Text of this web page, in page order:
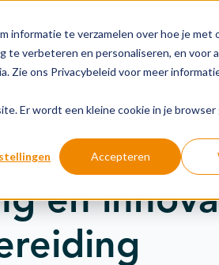
informatie te verzamelen over hoe je met
te verbeteren en personaliseren, en voor
Zie ons Privacybeleid voor meer
Er wordt een kleine cookie in je
Accepteren
Actuele onderwerpen
en